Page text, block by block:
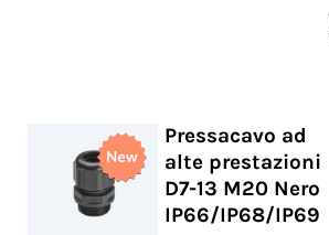
Pressacavo ad
alte prestazioni
D7-13 M20 Nero
IP66/IP68/IP69